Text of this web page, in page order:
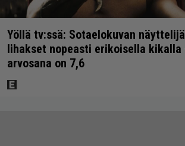
Yöllä tv:ssä: Sotaelokuvan
lihakset nopeasti erikoisella kikalla
arvosana on 7,6